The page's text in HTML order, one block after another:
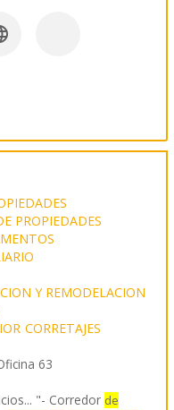
PROPIEDADES
Y REMODELACION
CORRETAJES
63
"- Corredor de